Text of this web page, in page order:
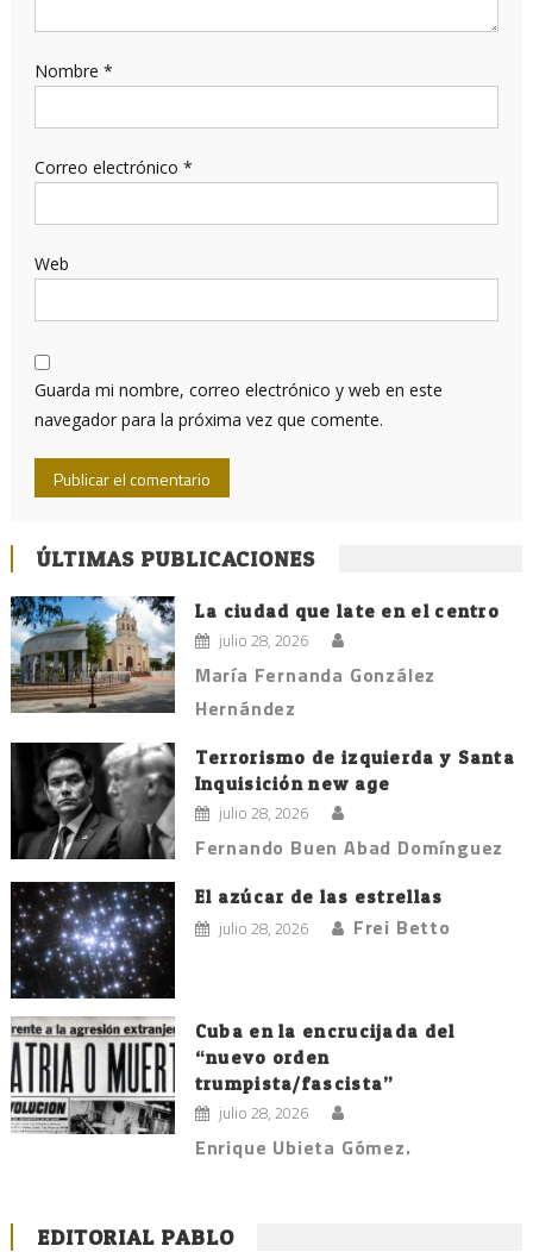
Nombre *
Correo electrónico *
Web
Guarda mi nombre, correo electrónico y web en este
navegador para la próxima vez que comente.
ÚLTIMAS PUBLICACIONES
La ciudad que late en el centro
julio 28, 2026
María Fernanda González
Hernández
Terrorismo de izquierda y Santa
Inquisición new age
julio 28, 2026
Fernando Buen Abad Domínguez
El azúcar de las estrellas
julio 28, 2026 Frei Betto
Cuba en la encrucijada del
“nuevo orden
trumpista/fascista”
julio 28, 2026
Enrique Ubieta Gómez.
EDITORIAL PABLO